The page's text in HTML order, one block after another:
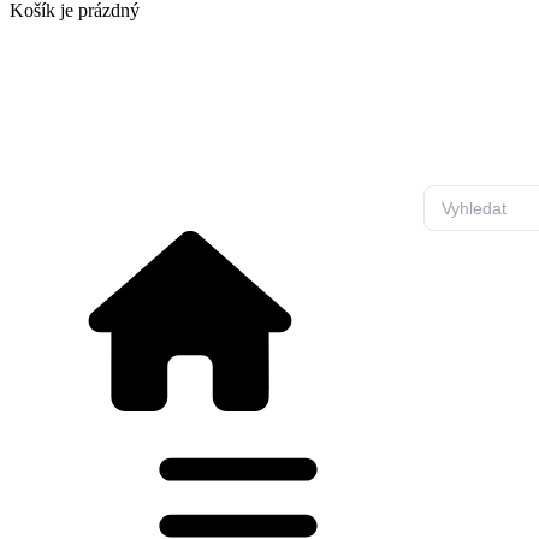
Košík je prázdný